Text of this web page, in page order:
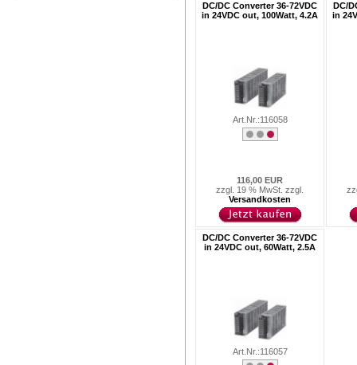
DC/DC Converter 36-72VDC
in 24VDC out, 100Watt, 4.2A
Art.Nr.:116058
116,00 EUR
zzgl. 19 % MwSt. zzgl.
Versandkosten
DC/
in
DC/DC Converter 36-72VDC
in 24VDC out, 60Watt, 2.5A
Art.Nr.:116057